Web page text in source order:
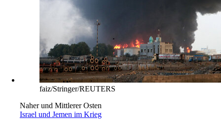
faiz/Stringer/REUTERS
Naher und Mittlerer Osten
Israel und Jemen im Krieg